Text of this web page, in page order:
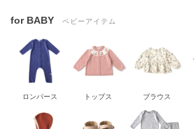
for BABY ベビーアイテム
ロンパース トップス ブラウス